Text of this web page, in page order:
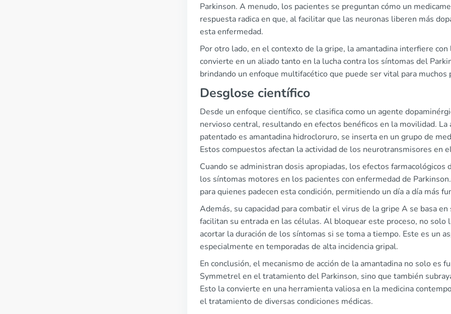
Parkinson. A menudo, los pacientes se preguntan cómo un
respuesta radica en que, al facilitar que las neuronas liberen más
esta enfermedad.
Por otro lado, en el contexto de la gripe, la amantadina interfiere
convierte en un aliado tanto en la lucha contra los síntomas del
brindando un enfoque multifacético que puede ser vital para muchos
Desglose científico
Desde un enfoque científico, se clasifica como un agente
nervioso central, resultando en efectos benéficos en la movilidad.
patentado es amantadina hidrocloruro, se inserta en un grupo de
Estos compuestos afectan la actividad de los neurotransmisores en
Cuando se administran dosis apropiadas, los efectos farmacológicos
los síntomas motores en los pacientes con enfermedad de
para quienes padecen esta condición, permitiendo un día a día más
Además, su capacidad para combatir el virus de la gripe A se basa
facilitan su entrada en las células. Al bloquear este proceso, no solo
acortar la duración de los síntomas si se toma a tiempo. Este es un
especialmente en temporadas de alta incidencia gripal.
En conclusión, el mecanismo de acción de la amantadina no solo es
Symmetrel en el tratamiento del Parkinson, sino que también
Esto la convierte en una herramienta valiosa en la medicina
el tratamiento de diversas condiciones médicas.